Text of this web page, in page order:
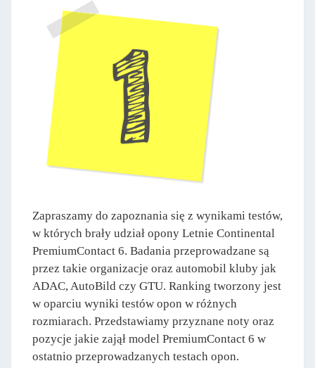
Zapraszamy do zapoznania się z wynikami testów,
w których brały udział opony Letnie Continental
PremiumContact 6. Badania przeprowadzane są
przez takie organizacje oraz automobil kluby jak
ADAC, AutoBild czy GTU. Ranking tworzony jest
w oparciu wyniki testów opon w różnych
rozmiarach. Przedstawiamy przyznane noty oraz
pozycje jakie zajął model PremiumContact 6 w
ostatnio przeprowadzanych testach opon.